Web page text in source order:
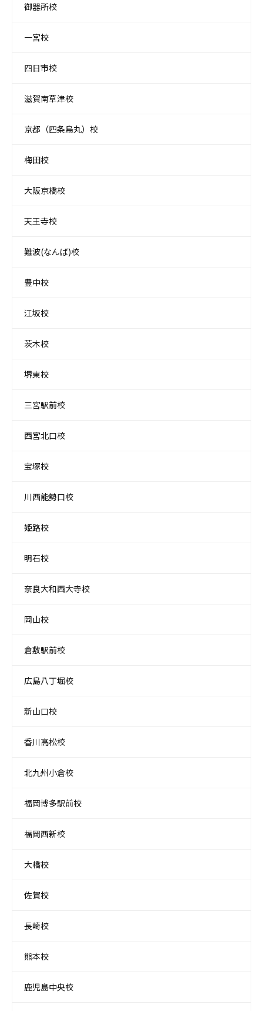
御器所校
一宮校
四日市校
滋賀南草津校
京都（四条烏丸）校
梅田校
大阪京橋校
天王寺校
難波(なんば)校
豊中校
江坂校
茨木校
堺東校
三宮駅前校
西宮北口校
宝塚校
川西能勢口校
姫路校
明石校
奈良大和西大寺校
岡山校
倉敷駅前校
広島八丁堀校
新山口校
香川高松校
北九州小倉校
福岡博多駅前校
福岡西新校
大橋校
佐賀校
長崎校
熊本校
鹿児島中央校